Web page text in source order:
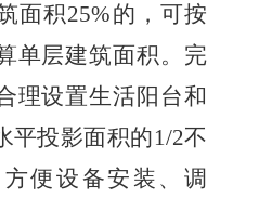
面积25%的，可按
单层建筑面积。完
理设置生活阳台和
平投影面积的1/2不
便设备安装、调